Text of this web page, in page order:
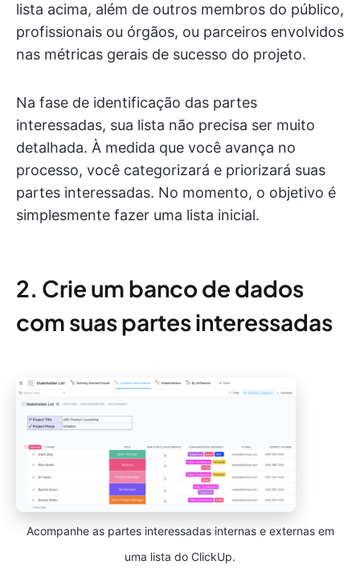
lista acima, além de outros membros do público,
profissionais ou órgãos, ou parceiros envolvidos
nas métricas gerais de sucesso do projeto.
Na fase de identificação das partes
interessadas, sua lista não precisa ser muito
detalhada. À medida que você avança no
processo, você categorizará e priorizará suas
partes interessadas. No momento, o objetivo é
simplesmente fazer uma lista inicial.
2. Crie um banco de dados
com suas partes interessadas
Acompanhe as partes interessadas internas e externas em
uma lista do ClickUp.